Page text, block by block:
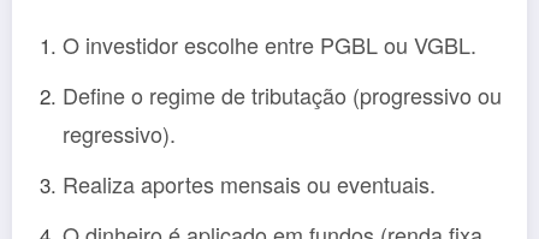
O investidor escolhe entre PGBL ou VGBL.
Define o regime de tributação (progressivo ou
regressivo).
Realiza aportes mensais ou eventuais.